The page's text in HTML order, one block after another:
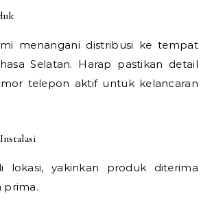
menangani distribusi ke tempat
Selatan. Harap pastikan detail
telepon aktif untuk kelancaran
lokasi, yakinkan produk diterima
prima.